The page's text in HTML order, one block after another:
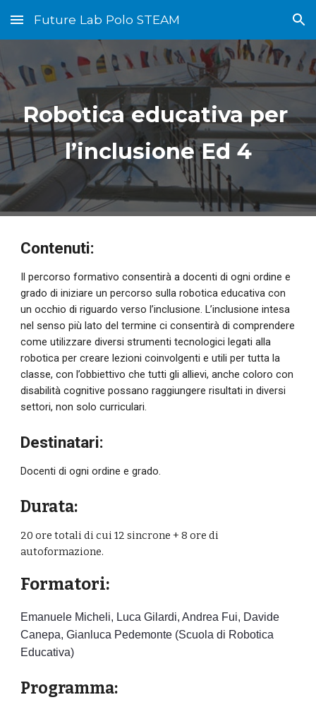
Skip to main content Skip to navigation
Future Lab Polo STEAM
Robotica educativa per
l’inclusione Ed 4
Contenuti:
Il percorso formativo consentirà a docenti di ogni ordine e
grado di iniziare un percorso sulla robotica educativa con
un occhio di riguardo verso l’inclusione. L’inclusione intesa
nel senso più lato del termine ci consentirà di comprendere
come utilizzare diversi strumenti tecnologici legati alla
robotica per creare lezioni coinvolgenti e utili per tutta la
classe, con l’obbiettivo che tutti gli allievi, anche coloro con
disabilità cognitive possano raggiungere risultati in diversi
settori, non solo curriculari.
Destinatari:
Docenti di ogni ordine e grado.
Durata:
20 ore totali di cui 12 sincrone + 8 ore di
autoformazione.
Formatori:
Emanuele Micheli, Luca Gilardi, Andrea Fui, Davide
Canepa, Gianluca Pedemonte (Scuola di Robotica
Educativa)
Programma: